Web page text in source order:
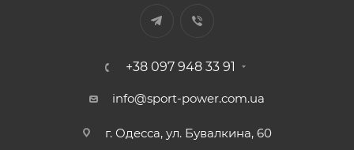
+38 097 948 33 91
info@sport-power.com.ua
г. Одесса, ул. Бувалкина, 60